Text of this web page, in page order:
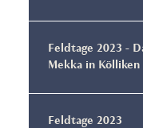
Feldtage 2023 -
Mekka in Kölliken
Feldtage 2023